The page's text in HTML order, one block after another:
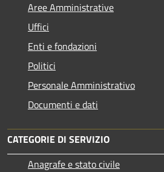
Aree Amministrative
Uffici
Enti e fondazioni
Politici
Personale Amministrativo
Documenti e dati
CATEGORIE DI SERVIZIO
Anagrafe e stato civile